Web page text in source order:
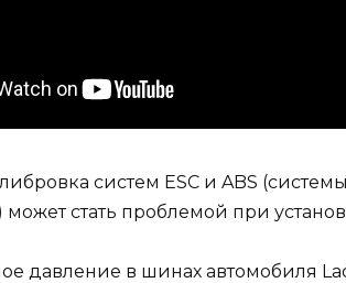
систем ESC и ABS
стать проблемой при
давление в шинах автомобиля